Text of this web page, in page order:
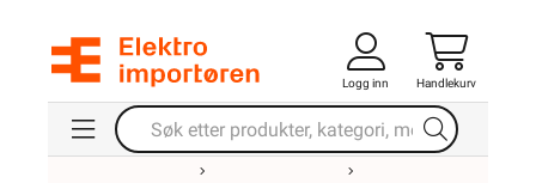
Logg inn Handlekurv